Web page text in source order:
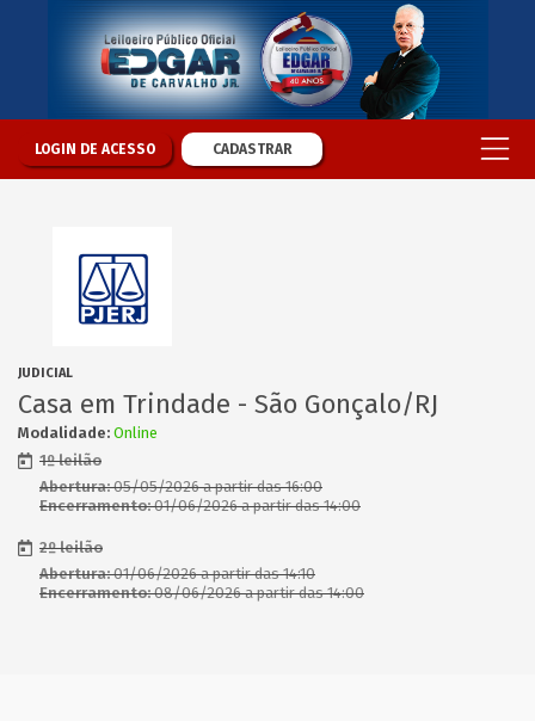
LOGIN DE ACESSO CADASTRAR
JUDICIAL
Casa em Trindade - São Gonçalo/RJ
Modalidade: Online
1º leilão
Abertura:05/05/2026 a partir das 16:00
Encerramento:01/06/2026 a partir das 14:00
2º leilão
Abertura:01/06/2026 a partir das 14:10
Encerramento:08/06/2026 a partir das 14:00